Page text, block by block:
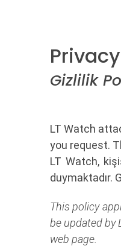
Gizlilik
LT Watch
you request.
LT Watch,
duymaktadır.
This policy
be updated by
web page.